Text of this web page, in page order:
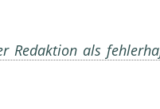
Redaktion als